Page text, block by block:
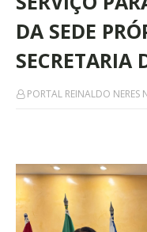
DA SEDE
SECRETARIA
PORTAL REINALDO NERES